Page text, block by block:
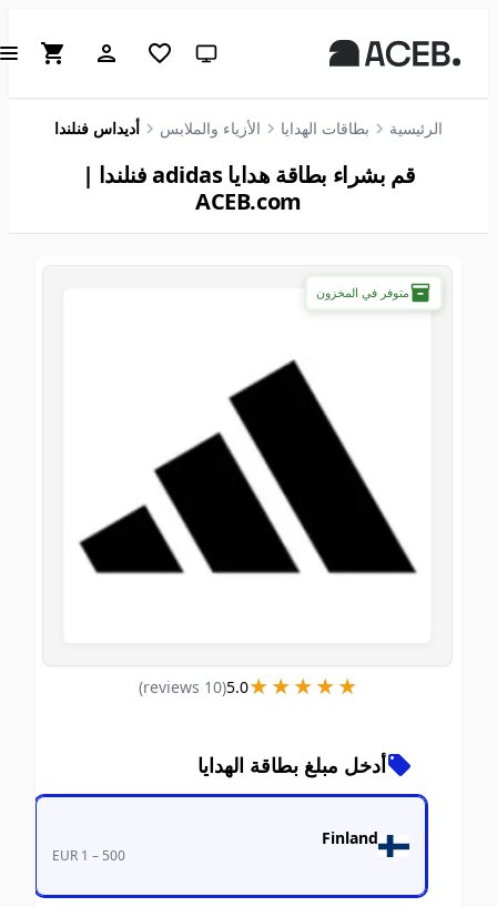
سمة النظام (انقر للفاتحة)
الرئيسية بطاقات الهدايا الأزياء والملابس أديداس فنلندا
قم بشراء بطاقة هدايا adidas فنلندا |
ACEB.com
متوفر في المخزون
★★★★★
★★★★★
5.0
(
10
review
s
)
أدخل مبلغ بطاقة الهدايا
Finland
EUR 1 – 500